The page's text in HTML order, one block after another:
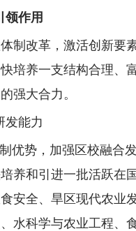
领作用
制改革，激活创新要
培养一支结构合理、
强大合力。
发能力
优势，加强区校融合
养和引进一批活跃在
安全、旱区现代农业
水科学与农业工程、